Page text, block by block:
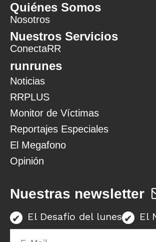
Quiénes Somos
Nosotros
Nuestros Servicios
ConectaRR
runrunes
Noticias
RRPLUS
Monitor de Víctimas
Reportajes Especiales
El Megafono
Opinión
Nuestras newsletter
El Desafío del lunes El